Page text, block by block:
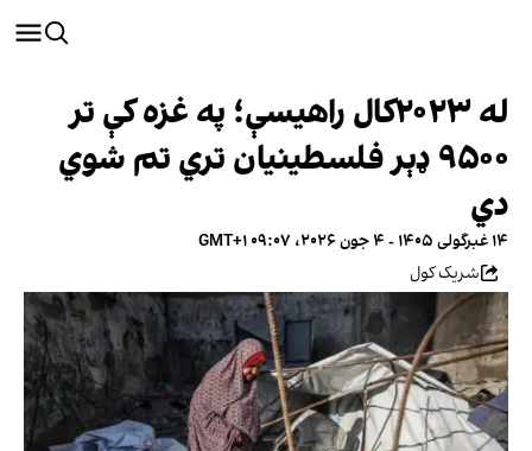
له ۲۰۲۳کال راهیسې؛ په غزه کې تر
۹۵۰۰ ډېر فلسطینیان تري تم شوي
دي
۱۴ غبرگولی ۱۴۰۵ - ۴ جون ۲۰۲۶، ۰۹:۰۷ GMT+۱
شریک کول